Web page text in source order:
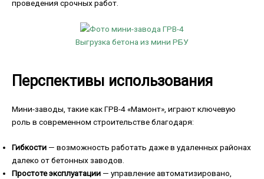
проведения срочных работ.
Выгрузка бетона из мини РБУ
Перспективы использования
Мини-заводы, такие как ГРВ-4 «Мамонт», играют ключевую
роль в современном строительстве благодаря:
Гибкости — возможность работать даже в удаленных районах
далеко от бетонных заводов.
Простоте эксплуатации — управление автоматизировано,